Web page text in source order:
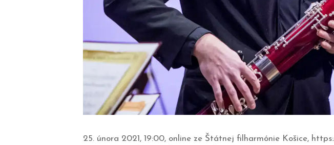
25. února 2021, 19:00, online ze Štátnej filharmónie Košice,